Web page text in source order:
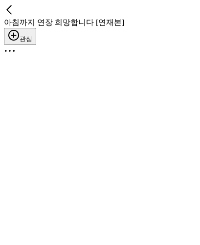
아침까지 연장 희망합니다 [연재본]
관심